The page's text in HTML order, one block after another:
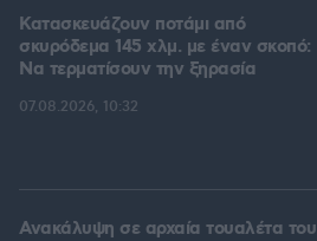
Κατασκευάζουν ποτάμι από
σκυρόδεμα 145 χλμ. με έναν σκοπό:
Να τερματίσουν την ξηρασία
07.08.2026, 10:32
Ανακάλυψη σε αρχαία τουαλέτα του